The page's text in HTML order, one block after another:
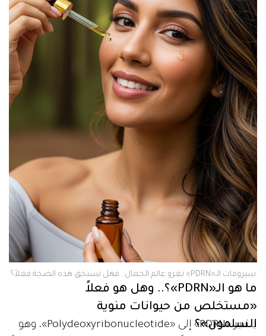
سيرومات الـ«PDRN» تغزو عالم الجمال.. فهل تستحق هذه الضجة فعلاً؟
ما هو الـ«PDRN»؟.. وهل هو فعلاً
«مستخلص من حيوانات منوية
السلمون»؟
يشير «PDRN» إلى «Polydeoxyribonucleotide»، وهو